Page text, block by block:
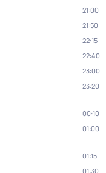
21:00
21:50
22:15
22:40
23:00
23:20
00:10
01:00
01:15
01:30